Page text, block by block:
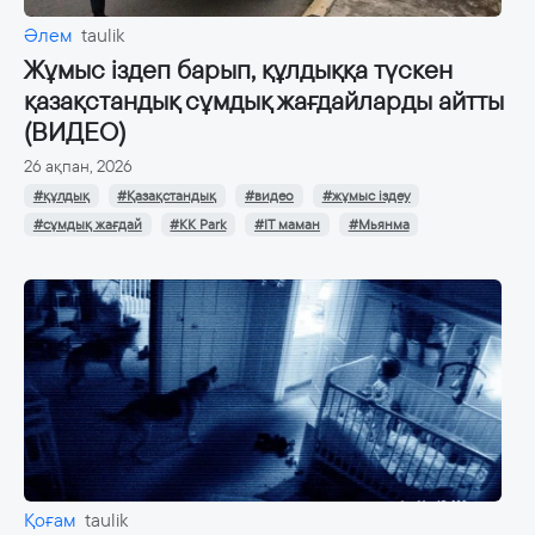
Әлем taulik
Жұмыс іздеп барып, құлдыққа түскен
қазақстандық сұмдық жағдайларды айтты
(ВИДЕО)
26 ақпан, 2026
#құлдық #Қазақстандық #видео
#жұмыс іздеу
#сұмдық жағдай
#KK Park #IT маман #Мьянма
Қоғам taulik